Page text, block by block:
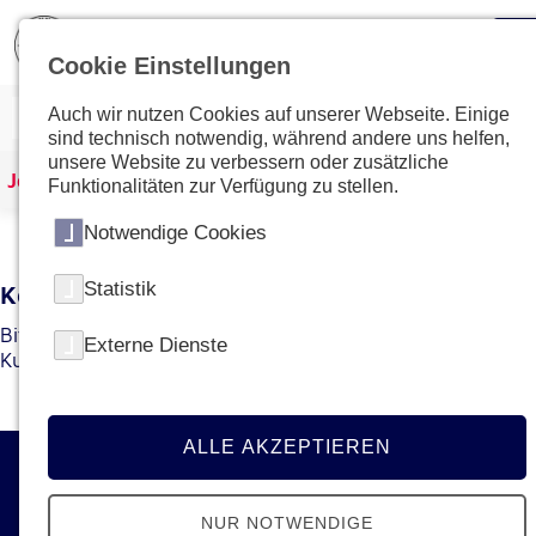
Johanniter Österreich Kurse & Ausbildungen
Kein Kurs mit dieser ID gefunden
Bitte gehen Sie zur Übersichtsseite
Kurs bzw. die gewünschte Ausbildung zu finden.
Cookie Einstellungen
Auch wir nutzen Cookies auf unserer Webseite. Einige
sind technisch notwendig, während andere uns helfen,
unsere Website zu verbessern oder zusätzliche
Funktionalitäten zur Verfügung zu stellen.
Notwendige Cookies
Statistik
Externe Dienste
ALLE AKZEPTIEREN
NUR NOTWENDIGE